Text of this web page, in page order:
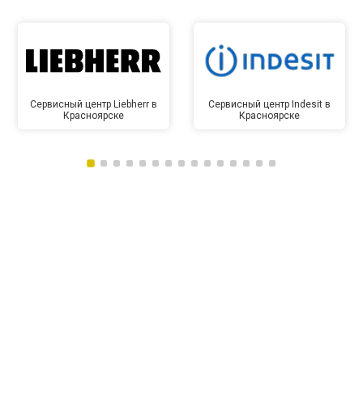
Сервисный центр Liebherr в
Красноярске
Сервисный центр Indesit в
Красноярске